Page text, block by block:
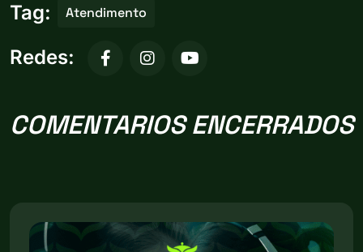
Tag: Atendimento
Redes:
COMENTARIOS ENCERRADOS